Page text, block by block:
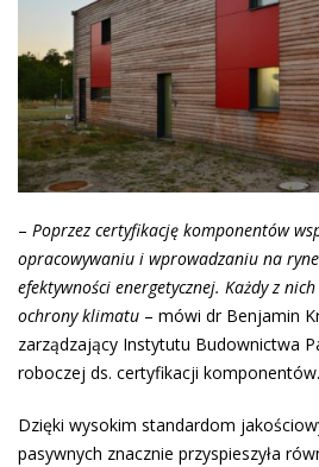
– Poprzez certyfikację komponentów
opracowywaniu i wprowadzaniu na
efektywności energetycznej. Każdy z
ochrony klimatu – mówi dr Benjamin
zarządzający Instytutu Budownictwa
roboczej ds. certyfikacji komponentów.
Dzięki wysokim standardom
pasywnych znacznie przyspieszyła